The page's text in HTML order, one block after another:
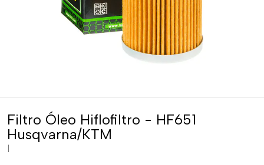
Filtro Óleo Hiflofiltro - HF651
Husqvarna/KTM